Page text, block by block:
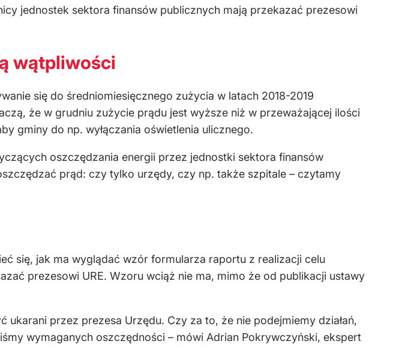
jednostek sektora finansów publicznych mają przekazać prezesowi
wątpliwości
się do średniomiesięcznego zużycia w latach 2018-2019
że w grudniu zużycie prądu jest wyższe niż w przeważającej ilości
gminy do np. wyłączania oświetlenia ulicznego.
oszczędzania energii przez jednostki sektora finansów
prąd: czy tylko urzędy, czy np. także szpitale – czytamy
się, jak ma wyglądać wzór formularza raportu z realizacji celu
prezesowi URE. Wzoru wciąż nie ma, mimo że od publikacji ustawy
ukarani przez prezesa Urzędu. Czy za to, że nie podejmiemy działań,
wymaganych oszczędności – mówi Adrian Pokrywczyński, ekspert